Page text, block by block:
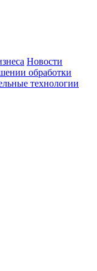
Новости
обработки
технологии